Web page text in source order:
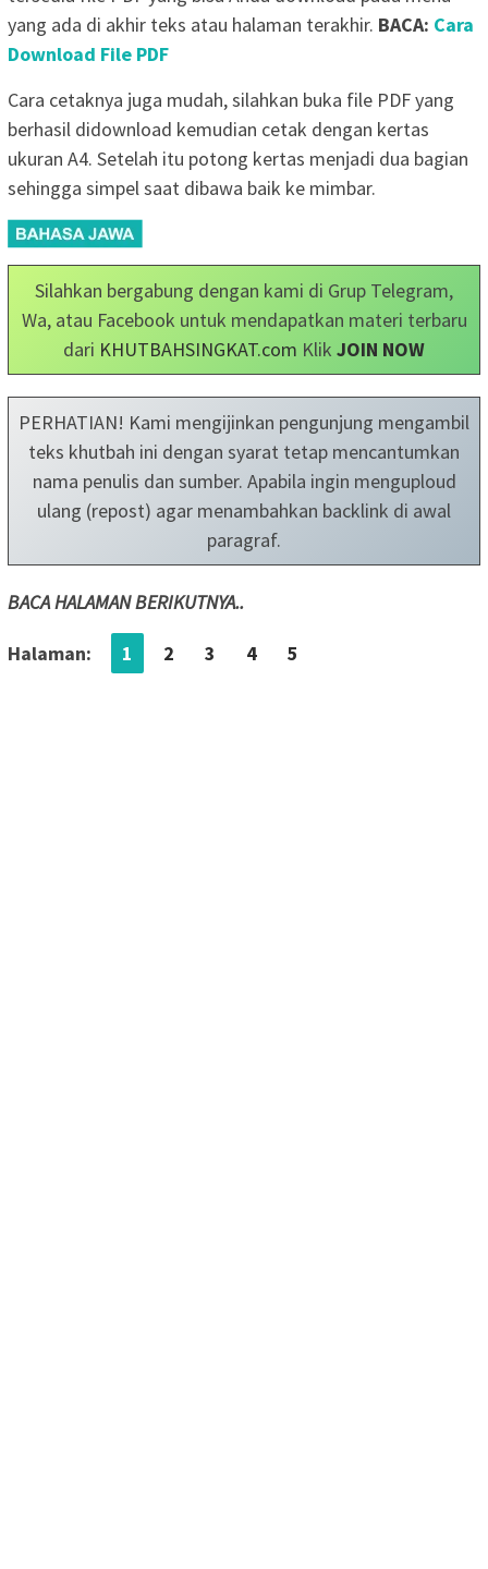
yang ada di akhir teks atau halaman terakhir. BACA: Cara
Download File PDF
Cara cetaknya juga mudah, silahkan buka file PDF yang
berhasil didownload kemudian cetak dengan kertas
ukuran A4. Setelah itu potong kertas menjadi dua bagian
sehingga simpel saat dibawa baik ke mimbar.
Silahkan bergabung dengan kami di Grup Telegram,
Wa, atau Facebook untuk mendapatkan materi terbaru
dari KHUTBAHSINGKAT.com Klik JOIN NOW
PERHATIAN! Kami mengijinkan pengunjung mengambil
teks khutbah ini dengan syarat tetap mencantumkan
nama penulis dan sumber. Apabila ingin menguploud
ulang (repost) agar menambahkan backlink di awal
paragraf.
BACA HALAMAN BERIKUTNYA..
Halaman: 1 2 3 4 5